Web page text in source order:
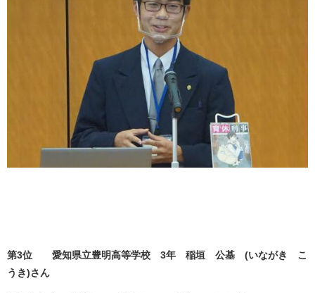
第3位 愛知県立豊明高等学校 3年 稲垣 公基 (いながき こ
うき)さん